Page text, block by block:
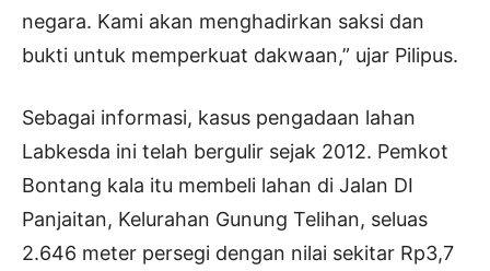
negara. Kami akan menghadirkan saksi dan
bukti untuk memperkuat dakwaan,” ujar Pilipus.
Sebagai informasi, kasus pengadaan lahan
Labkesda ini telah bergulir sejak 2012. Pemkot
Bontang kala itu membeli lahan di Jalan DI
Panjaitan, Kelurahan Gunung Telihan, seluas
2.646 meter persegi dengan nilai sekitar Rp3,7